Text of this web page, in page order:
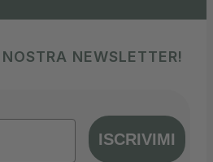
NEWSLETTER!
ISCRIVIMI